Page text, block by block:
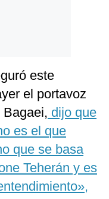
este
el portavoz
dijo que
es el que
que se basa
Teherán y es